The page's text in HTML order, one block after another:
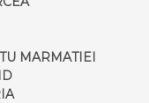
MARMATIEI